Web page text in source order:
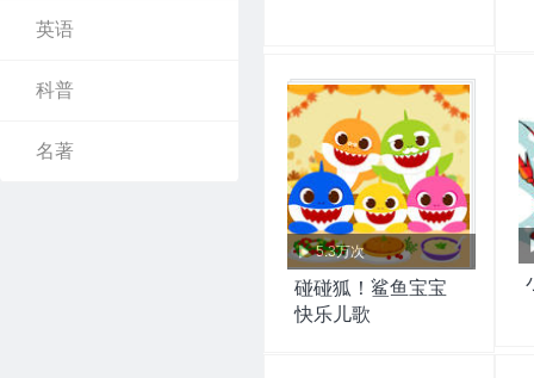
英语
科普
名著
5.3万次
碰碰狐！鲨鱼宝宝
快乐儿歌